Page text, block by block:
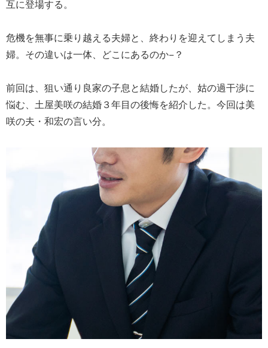
互に登場する。
危機を無事に乗り越える夫婦と、終わりを迎えてしまう夫
婦。その違いは一体、どこにあるのか−？
前回は、狙い通り良家の子息と結婚したが、姑の過干渉に
悩む、土屋美咲の結婚３年目の後悔を紹介した。今回は美
咲の夫・和宏の言い分。